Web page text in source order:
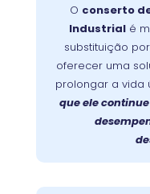
O conserto
Industrial é
substituição
oferecer uma
prolongar a vida
que ele
na Cidade
garante mais
devolve a
prolongue a vida
útil da sua